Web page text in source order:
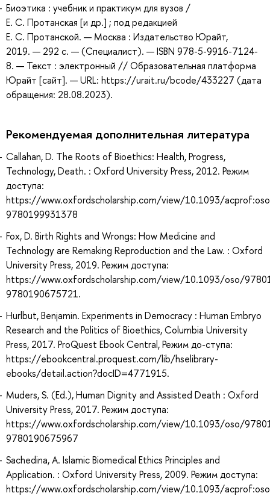
Биоэтика : учебник и практикум для вузов /
Е. С. Протанская [и др.] ; под редакцией
Е. С. Протанской. — Москва : Издательство Юрайт,
2019. — 292 с. — (Специалист). — ISBN 978-5-9916-7124-
8. — Текст : электронный // Образовательная платформа
Юрайт [сайт]. — URL: https://urait.ru/bcode/433227 (дата
обращения: 28.08.2023).
Рекомендуемая дополнительная литература
Callahan, D. The Roots of Bioethics: Health, Progress,
Technology, Death. : Oxford University Press, 2012. Режим
доступа:
https://www.oxfordscholarship.com/view/10.1093/
9780199931378
Fox, D. Birth Rights and Wrongs: How Medicine and
Technology are Remaking Reproduction and the Law. : Oxford
University Press, 2019. Режим доступа:
https://www.oxfordscholarship.com/view/10.1093/oso/
9780190675721.
Hurlbut, Benjamin. Experiments in Democracy : Human Embryo
Research and the Politics of Bioethics, Columbia University
Press, 2017. ProQuest Ebook Central, Режим до-ступа:
https://ebookcentral.proquest.com/lib/hselibrary-
ebooks/detail.action?docID=4771915.
Muders, S. (Ed.), Human Dignity and Assisted Death : Oxford
University Press, 2017. Режим доступа:
https://www.oxfordscholarship.com/view/10.1093/oso/
9780190675967
Sachedina, A. Islamic Biomedical Ethics Principles and
Application. : Oxford University Press, 2009. Режим доступа:
https://www.oxfordscholarship.com/view/10.1093/